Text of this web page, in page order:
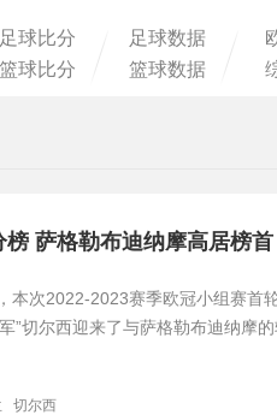
足球比分
篮球比分
足球数据
篮球数据
榜 萨格勒布迪纳摩高居榜
本次2022-2023赛季欧冠小组赛首
”切尔西迎来了与萨格勒布迪纳摩的
切尔西